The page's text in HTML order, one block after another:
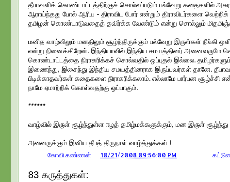
தீபாவளிக் கொண்டாட்டத்திற்குச் சொல்லப்படும் பல்வேறு கதைகளில்
ஆராய்ந்தது போல் ஆரிய - திராவிட போர் என்றும் திராவிடர்களை
தமிழன் கொண்டாடுவதைத் தவிர்க்க வேண்டும் என்று சொல்லும்
மனித வாழ்விலும் மனதிலும் சூழ்ந்திருக்கும் பல்வேறு இருள்கள்
என்று நினைக்கிறேன். இந்தியாவில் இந்திய சமயத்தினர் அனைவருமே
கொண்டாட்டத்தை நிராகரிக்கச் சொல்வதில் ஒப்புதல் இல்லை.
இணைந்து, இசைந்து இந்திய சமயத்தினராக இருப்பவர்கள் தானே.
பிடிக்காதவர்கள் கதைகளை நிராகரிக்கலாம். எல்லாமே பார்பன
நாமே ஏமாற்றிக் கொள்வதற்கு ஒப்பாகும்.
******
வாழ்வில் இருள் சூழ்ந்துள்ள ஈழத் தமிழ்மக்களுக்கும், மன இருள்
அனைருக்கும் இனிய தீபத் திருநாள் வாழ்த்துக்கள் !
கோவி.கண்ணன் 10/21/2008 09:56:00 PM
83 கருத்துகள்: